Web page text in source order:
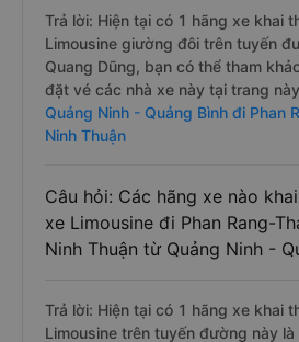
Trả lời: Hiện tại có 1 hãng xe khai
Limousine giường đôi trên tuyến
Quang Dũng, bạn có thể tham
đặt vé các nhà xe này tại trang
Quảng Ninh - Quảng Bình đi Phan
Ninh Thuận
Câu hỏi: Các hãng xe nào
xe Limousine đi Phan Rang-
Ninh Thuận từ Quảng Ninh -
Trả lời: Hiện tại có 1 hãng xe khai
Limousine trên tuyến đường này là